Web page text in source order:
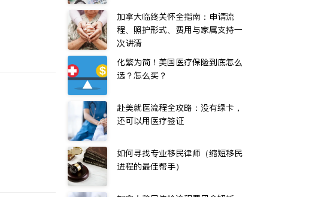
加拿大临终关怀全指南：申请流
程、照护形式、费用与家属支持一
次讲清
化繁为简！美国医疗保险到底怎么
选？怎么买？
赴美就医流程全攻略：没有绿卡，
还可以用医疗签证
如何寻找专业移民律师（缩短移民
进程的最佳帮手）